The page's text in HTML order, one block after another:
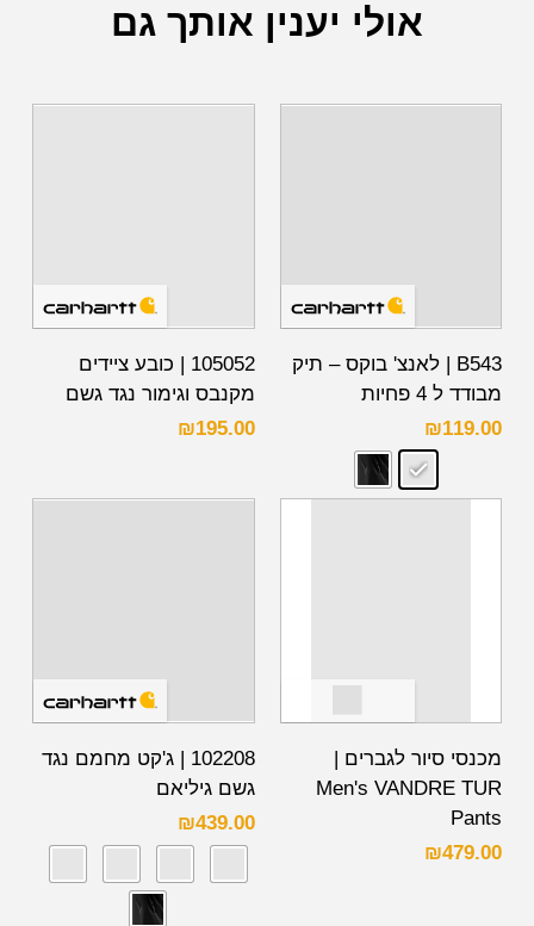
אולי יענין אותך גם
B543 | לאנצ' בוקס – תיק
מבודד ל 4 פחיות
₪119.00
105052 | כובע ציידים
מקנבס וגימור נגד גשם
₪195.00
מכנסי סיור לגברים |
Men's VANDRE TUR
Pants
₪479.00
102208 | ג'קט מחמם נגד
גשם גיליאם
₪439.00